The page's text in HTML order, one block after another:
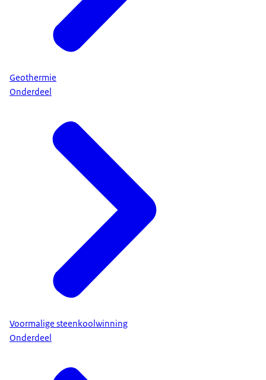
Geothermie
Onderdeel
Voormalige steenkoolwinning
Onderdeel